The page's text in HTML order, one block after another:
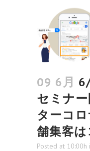
09 6月
セミナ
ターコ
舗集客は
Posted at 10:00h